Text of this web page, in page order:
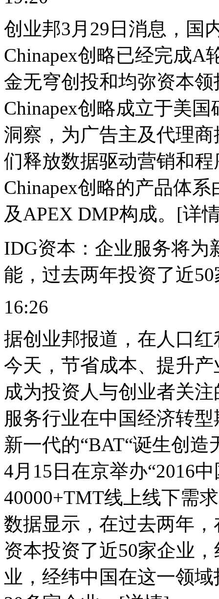
创业邦3月29日消息，国
Chinapex创略已经完成A
金无穹创投和均弥资本
Chinapex创略成立于美
洞察，为广告主及代理
们释放数据驱动营销和
Chinapex创略的产品体
及APEX DMP构成。[详
IDG资本：企业服务将为
能，过去两年投资了近
16:26
据创业邦报道，在人口
今天，节省成本、提升产
成为投资人与创业者关
服务行业在中国经济转
新一代的“BAT“诞生创
4月15日在京举办“2016
40000+TMT线上线下需
数据显示，在过去两年
资本投资了近50家企业
业，经纬中国在这一领